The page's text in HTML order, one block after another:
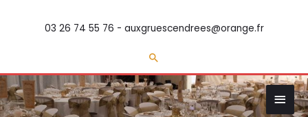
03 26 74 55 76 - auxgruescendrees@orange.fr